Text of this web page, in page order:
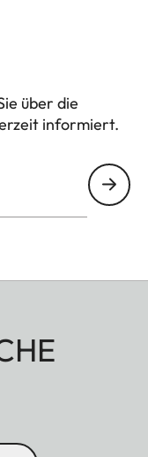
über die
informiert.